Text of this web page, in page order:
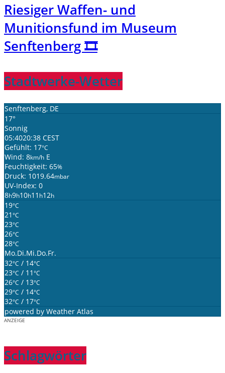
Riesiger Waffen- und
Munitionsfund im Museum
Senftenberg 🎞️
Stadtwerke-Wetter
Senftenberg, DE
17°
Sonnig
05:4020:38 CEST
Gefühlt: 17°C
Wind: 8km/h E
Feuchtigkeit: 65%
Druck: 1019.64mbar
UV-Index: 0
8h9h10h11 h12h
19°C
21 °C
23°C
26°C
28°C
Mo.Di.Mi.Do.Fr.
32°C / 14°C
23°C / 11 °C
26°C / 13°C
29°C / 14°C
32°C / 17°C
powered by Weather Atlas
ANZEIGE
Schlagwörter